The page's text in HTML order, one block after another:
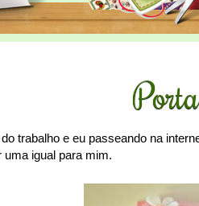
trabalho e eu passeando na
uma igual para mim.